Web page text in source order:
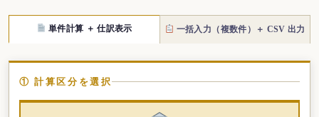
単件計算 ＋ 仕訳表示 一括入力（複数件）＋ CSV 出力
① 計算区分を選択